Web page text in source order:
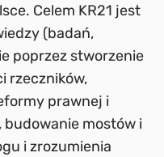
Celem KR21 jest
(badań,
poprzez stworzenie
rzeczników,
prawnej i
budowanie mostów i
i zrozumienia